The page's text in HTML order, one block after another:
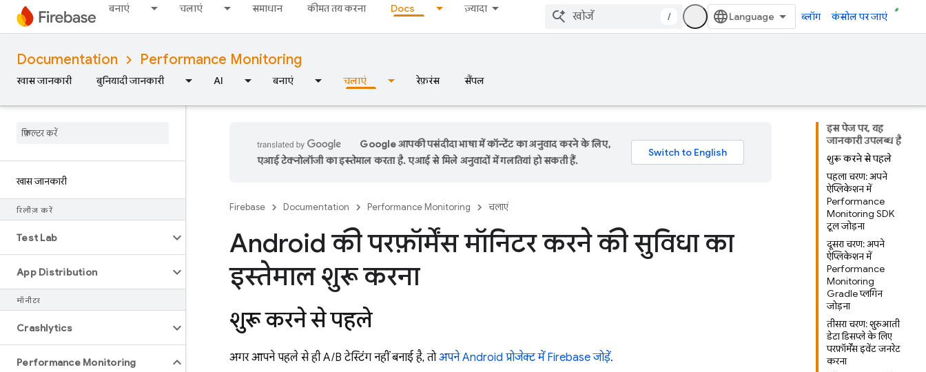
बनाएं चलाएं समाधान कीमत तय करना Docs ज़्यादा
/ ब्लॉग कंसोल पर जाएं
Documentation Performance Monitoring
खास जानकारी बुनियादी जानकारी AI बनाएं चलाएं रेफ़रंस सैंपल
खास जानकारी
रिलीज़ करें
Test Lab
App Distribution
मॉनीटर
Crashlytics
Performance Monitoring
इस पेज पर, यह
जानकारी उपलब्ध है
शुरू करने से पहले
पहला चरण: अपने
ऐप्लिकेशन में
Performance
Monitoring SDK
टूल जोड़ना
दूसरा चरण: अपने
ऐप्लिकेशन में
Performance
Monitoring
Gradle प्लगिन
जोड़ना
तीसरा चरण: शुरुआती
डेटा डिसप्ले के लिए
परफ़ॉर्मेंस इवेंट जनरेट
करना
Google आपकी पसंदीदा भाषा में कॉन्टेंट का अनुवाद करने के लिए,
एआई टेक्नोलॉजी का इस्तेमाल करता है. एआई से मिले अनुवादों में गलतियां हो सकती हैं.
Firebase Documentation Performance Monitoring चलाएं
Android की परफ़ॉर्मेंस मॉनिटर करने की सुविधा का
इस्तेमाल शुरू करना
शुरू करने से पहले
अगर आपने पहले से ही A/B टेस्टिंग नहीं बनाई है, तोअपने Android प्रोजेक्ट में Firebase जोड़ें.